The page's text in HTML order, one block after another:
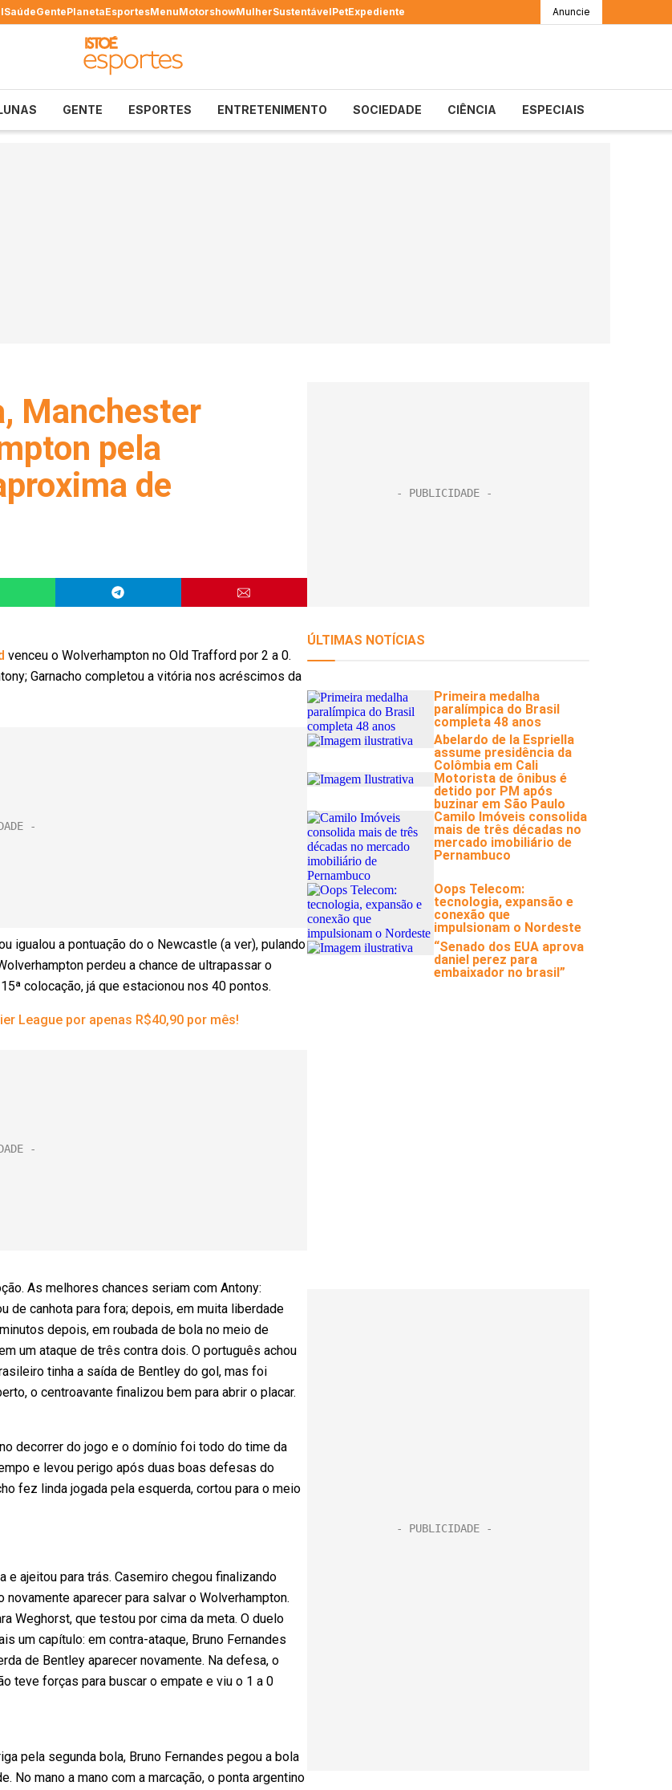
SaúdeGentePlanetaEsportesMenuMotorshowMulherSustentávelPetExpediente Anuncie
GENTE ESPORTES ENTRETENIMENTO SOCIEDADE CIÊNCIA ESPECIAIS
Manchester
pela
de
venceu o Wolverhampton no Old Trafford por 2 a 0.
Garnacho completou a vitória nos acréscimos da
igualou a pontuação do o Newcastle (a ver), pulando
perdeu a chance de ultrapassar o
colocação, já que estacionou nos 40 pontos.
League por apenas R$40,90 por mês!
As melhores chances seriam com Antony:
de canhota para fora; depois, em muita liberdade
depois, em roubada de bola no meio de
um ataque de três contra dois. O português achou
tinha a saída de Bentley do gol, mas foi
o centroavante finalizou bem para abrir o placar.
decorrer do jogo e o domínio foi todo do time da
e levou perigo após duas boas defesas do
fez linda jogada pela esquerda, cortou para o meio
e ajeitou para trás. Casemiro chegou finalizando
aparecer para salvar o Wolverhampton.
Weghorst, que testou por cima da meta. O duelo
um capítulo: em contra-ataque, Bruno Fernandes
de Bentley aparecer novamente. Na defesa, o
teve forças para buscar o empate e viu o 1 a 0
pela segunda bola, Bruno Fernandes pegou a bola
No mano a mano com a marcação, o ponta argentino